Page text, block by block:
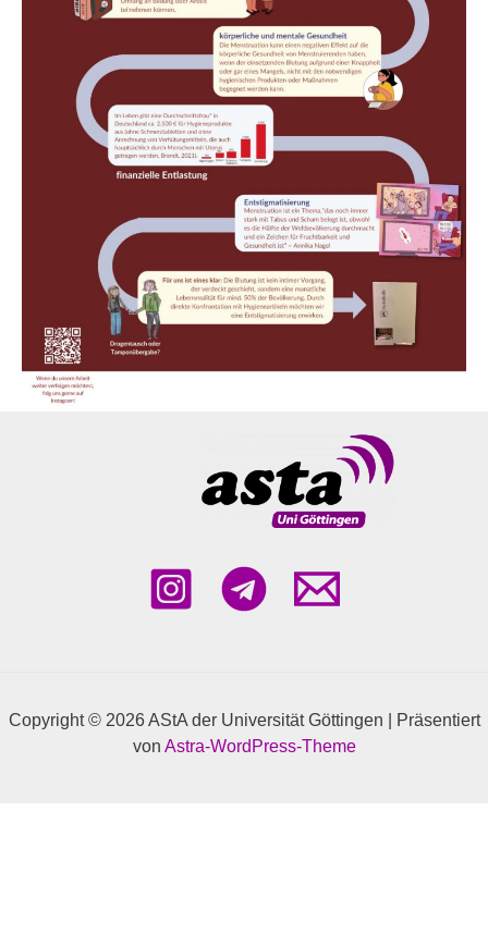
Copyright © 2026 AStA der Universität Göttingen | Präsentiert
von Astra-WordPress-Theme